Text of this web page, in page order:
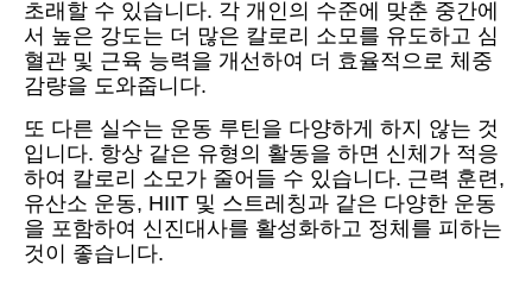
초래할 수 있습니다. 각 개인의 수준에 맞춘 중간에
서 높은 강도는 더 많은 칼로리 소모를 유도하고 심
혈관 및 근육 능력을 개선하여 더 효율적으로 체중
감량을 도와줍니다.
또 다른 실수는 운동 루틴을 다양하게 하지 않는 것
입니다. 항상 같은 유형의 활동을 하면 신체가 적응
하여 칼로리 소모가 줄어들 수 있습니다. 근력 훈련,
유산소 운동, HIIT 및 스트레칭과 같은 다양한 운동
을 포함하여 신진대사를 활성화하고 정체를 피하는
것이 좋습니다.